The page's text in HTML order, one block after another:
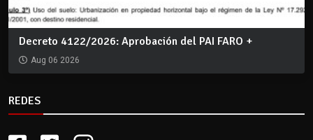
Decreto 4122/2026: Aprobación del PAI FARO +
Aug 06 2026
REDES